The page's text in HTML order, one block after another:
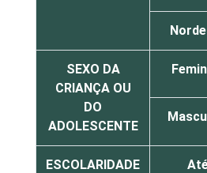
SEXO DA
CRIANÇA OU
DO
ADOLESCENTE
ESCOLARIDADE